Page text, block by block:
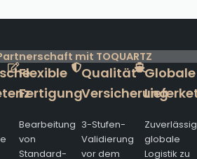
mit TOQUARTZ
Flexible
Fertigung
Bearbeitung
von
Standard-
Qualität
Versicherung
3-Stufen-
Validierung
vor dem
Globale
globale
Logistik zu